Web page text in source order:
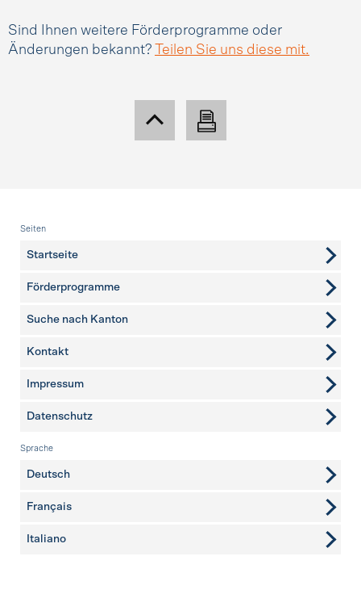
Sind Ihnen weitere Förderprogramme oder
Änderungen bekannt?
Teilen Sie uns diese mit.
Fusszeile
Seiten
Startseite
Förderprogramme
Suche nach Kanton
weitere Seiten
Kontakt
Impressum
Datenschutz
Sprache
Deutsch
Français
Italiano